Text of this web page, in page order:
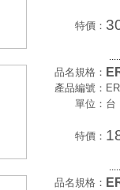
特價：
品名規格：
產品編號：
單位： 台
特價：
品名規格：